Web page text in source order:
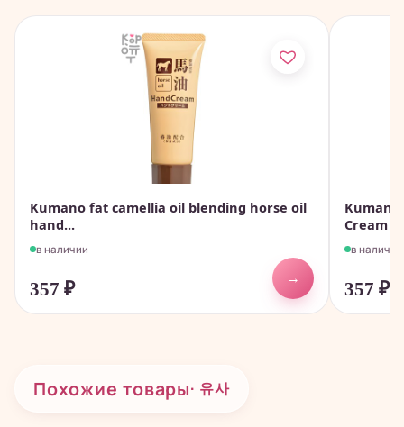
Kumano fat camellia oil blending horse oil
hand...
в наличии
357 ₽
→
Kumano
Cream -
в наличии
357₽
Похожие товары· 유사